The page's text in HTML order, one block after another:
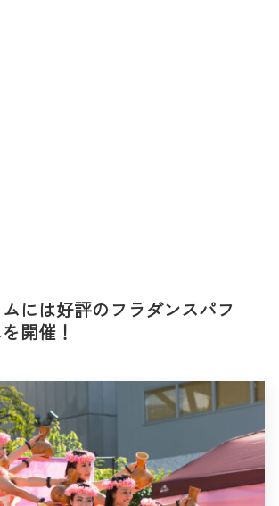
には好評のフラダンスパフ
開催！